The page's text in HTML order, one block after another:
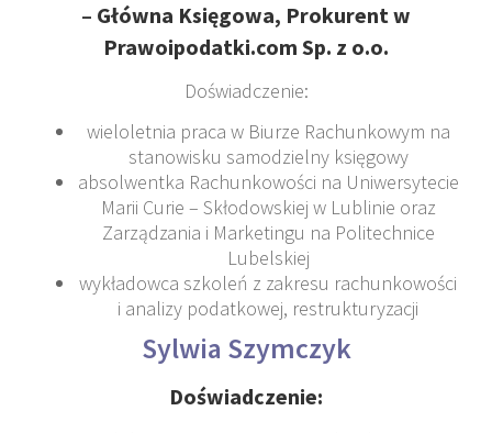
– Główna Księgowa, Prokurent w
Prawoipodatki.com Sp. z o.o.
Doświadczenie:
wieloletnia praca w Biurze Rachunkowym na
stanowisku samodzielny księgowy
absolwentka Rachunkowości na Uniwersytecie
Marii Curie – Skłodowskiej w Lublinie oraz
Zarządzania i Marketingu na Politechnice
Lubelskiej
wykładowca szkoleń z zakresu rachunkowości
i analizy podatkowej, restrukturyzacji
Sylwia Szymczyk
Doświadczenie: